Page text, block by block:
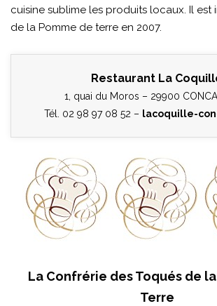
cuisine sublime les produits locaux. Il est
de la Pomme de terre en 2007.
Restaurant La
1, quai du Moros – 29900
Tél. 02 98 97 08 52 – lacoquille-
La Confrérie des Toqués de
Terre